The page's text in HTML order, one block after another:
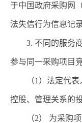
于中国政府采购网
法失信行为信息记
3. 不同的服务
参与同一采购项目
（1 ）法定代
控股、管理关系的
（2） 为采购